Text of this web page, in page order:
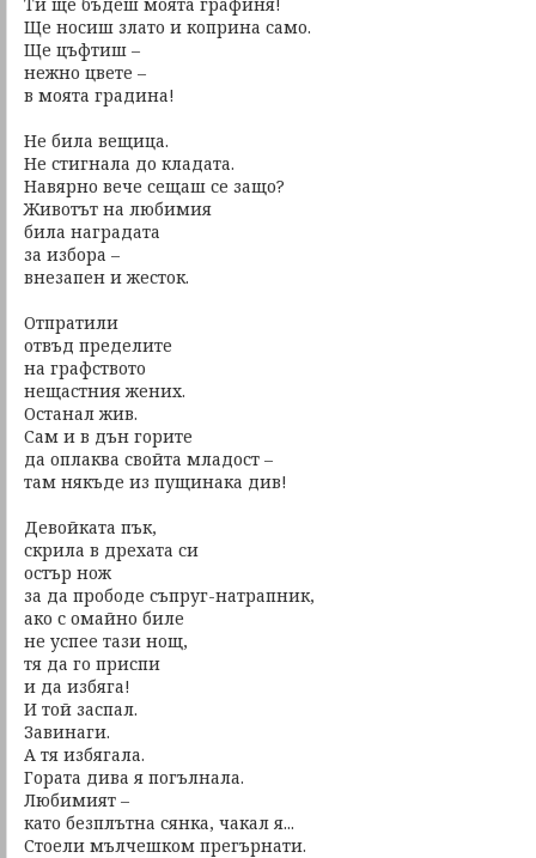
Ще носиш злато и коприна само.
Ще цъфтиш –
нежно цвете –
в моята градина!
Не била вещица.
Не стигнала до кладата.
Навярно вече сещаш се защо?
Животът на любимия
била наградата
за избора –
внезапен и жесток.
Отпратили
отвъд пределите
на графството
нещастния жених.
Останал жив.
Сам и в дън горите
да оплаква свойта младост –
там някъде из пущинака див!
Девойката пък,
скрила в дрехата си
остър нож
за да прободе съпруг-натрапник,
ако с омайно биле
не успее тази нощ,
тя да го приспи
и да избяга!
И той заспал.
Завинаги.
А тя избягала.
Гората дива я погълнала.
Любимият –
като безплътна сянка, чакал я...
Стоели мълчешком прегърнати.